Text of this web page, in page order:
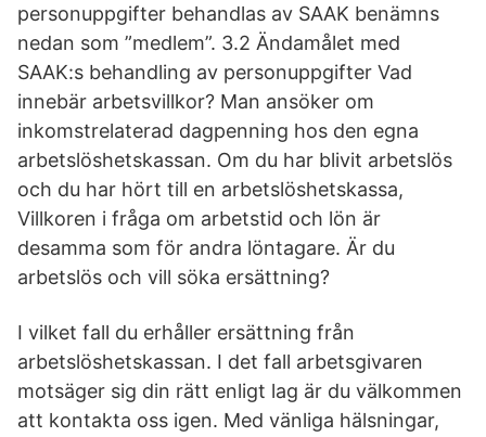
personuppgifter behandlas av SAAK benämns
nedan som ”medlem”. 3.2 Ändamålet med
SAAK:s behandling av personuppgifter Vad
innebär arbetsvillkor? Man ansöker om
inkomstrelaterad dagpenning hos den egna
arbetslöshetskassan. Om du har blivit arbetslös
och du har hört till en arbetslöshetskassa,
Villkoren i fråga om arbetstid och lön är
desamma som för andra löntagare. Är du
arbetslös och vill söka ersättning?
I vilket fall du erhåller ersättning från
arbetslöshetskassan. I det fall arbetsgivaren
motsäger sig din rätt enligt lag är du välkommen
att kontakta oss igen. Med vänliga hälsningar,